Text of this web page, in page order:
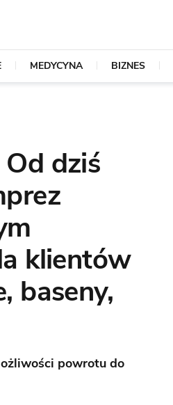
MEDYCYNA BIZNES
dziś
klientów
baseny,
powrotu do